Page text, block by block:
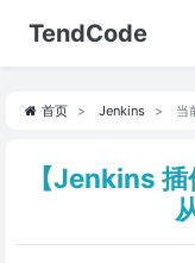
TendCode
首页 Jenkins 当
【Jenkins